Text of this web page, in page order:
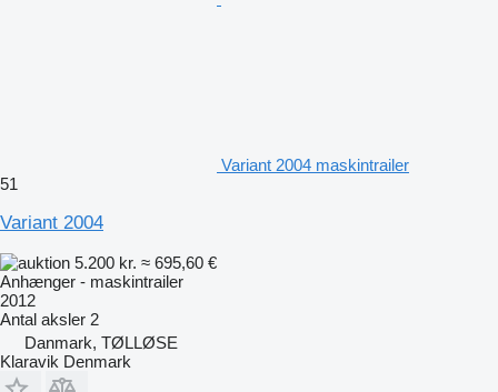
Variant 2004 maskintrailer
51
Variant 2004
5.200 kr. ≈ 695,60 €
Anhænger - maskintrailer
2012
Antal aksler 2
Danmark, TØLLØSE
Klaravik Denmark